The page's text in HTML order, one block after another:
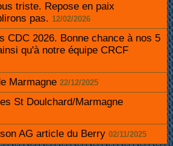
triste. Repose en paix
pas. 12/02/2026
CDC 2026. Bonne chance à nos 5
qu'à notre équipe CRCF
Marmagne 22/12/2025
St Doulchard/Marmagne
AG article du Berry 02/11/2025